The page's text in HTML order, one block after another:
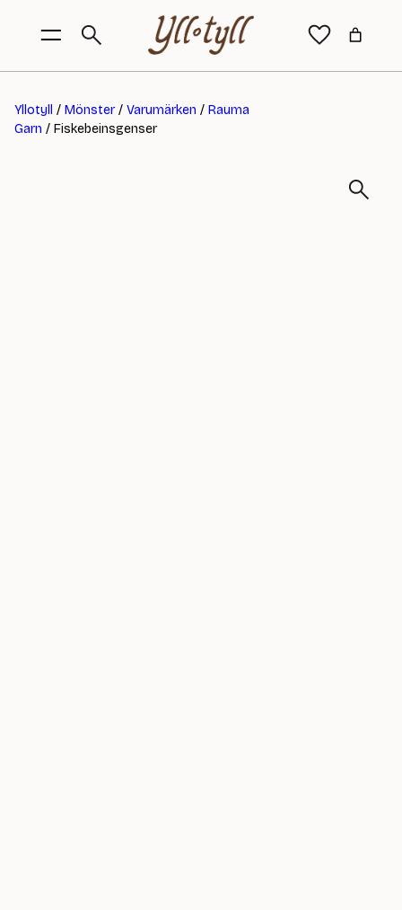
Yllotyll / Mönster/ Varumärken / Rauma
Garn / Fiskebeinsgenser